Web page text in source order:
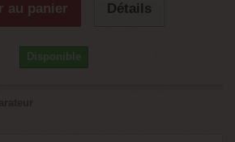
au panier Détails
Disponible